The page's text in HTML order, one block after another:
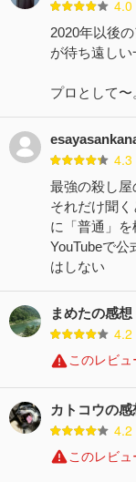
4.0
2020年以後
が待ち遠しい
プロとして〜
4.3
最強の殺し屋
それだけ聞
に「普通」
YouTubeで
はしない
まめたの感
4.2
このレビ
カトコウの
4.2
このレビ